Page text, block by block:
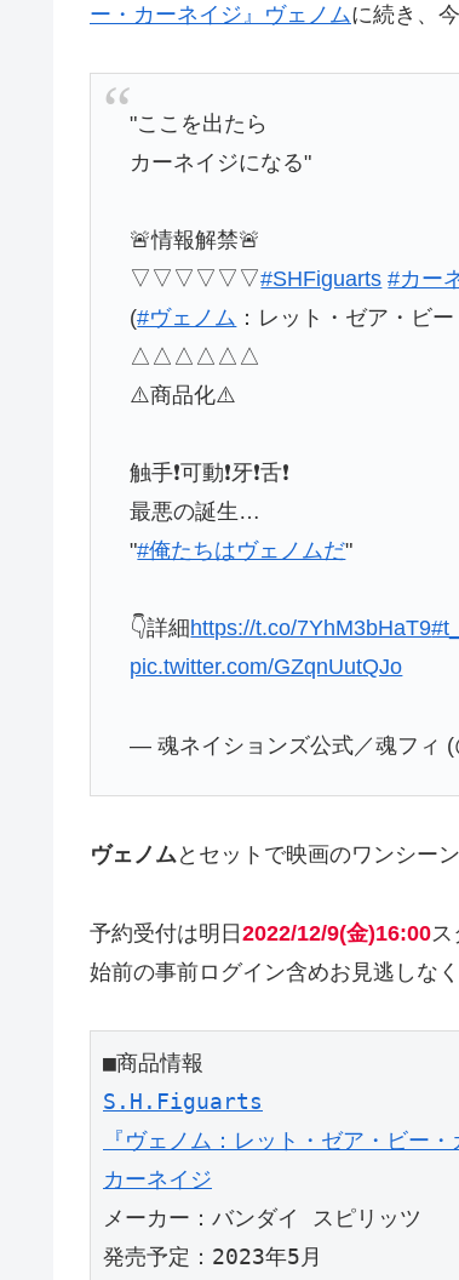
ー・カーネイジ』ヴェノムに続き、
"ここを出たら
カーネイジになる"
🚨情報解禁🚨
▽▽▽▽▽▽#SHFiguarts #カー
(#ヴェノム ：レット・ゼア・ビ
△△△△△△
⚠️商品化⚠️
触手❗可動❗牙❗舌❗
最悪の誕生…
"#俺たちはヴェノムだ"
👇詳細 https://t.co/7YhM3bHaT9
pic.twitter.com/GZqnUutQJo
— 魂ネイションズ公式／魂フィ
ヴェノムとセットで映画のワンシー
予約受付は明日2022/12/9(金)16:00
始前の事前ログイン含めお見逃しなく
S.H.Figuarts
『ヴェノム：レット・ゼア・ビー・
カーネイジ
メーカー：バンダイ スピリッツ
発売予定：2023年5月